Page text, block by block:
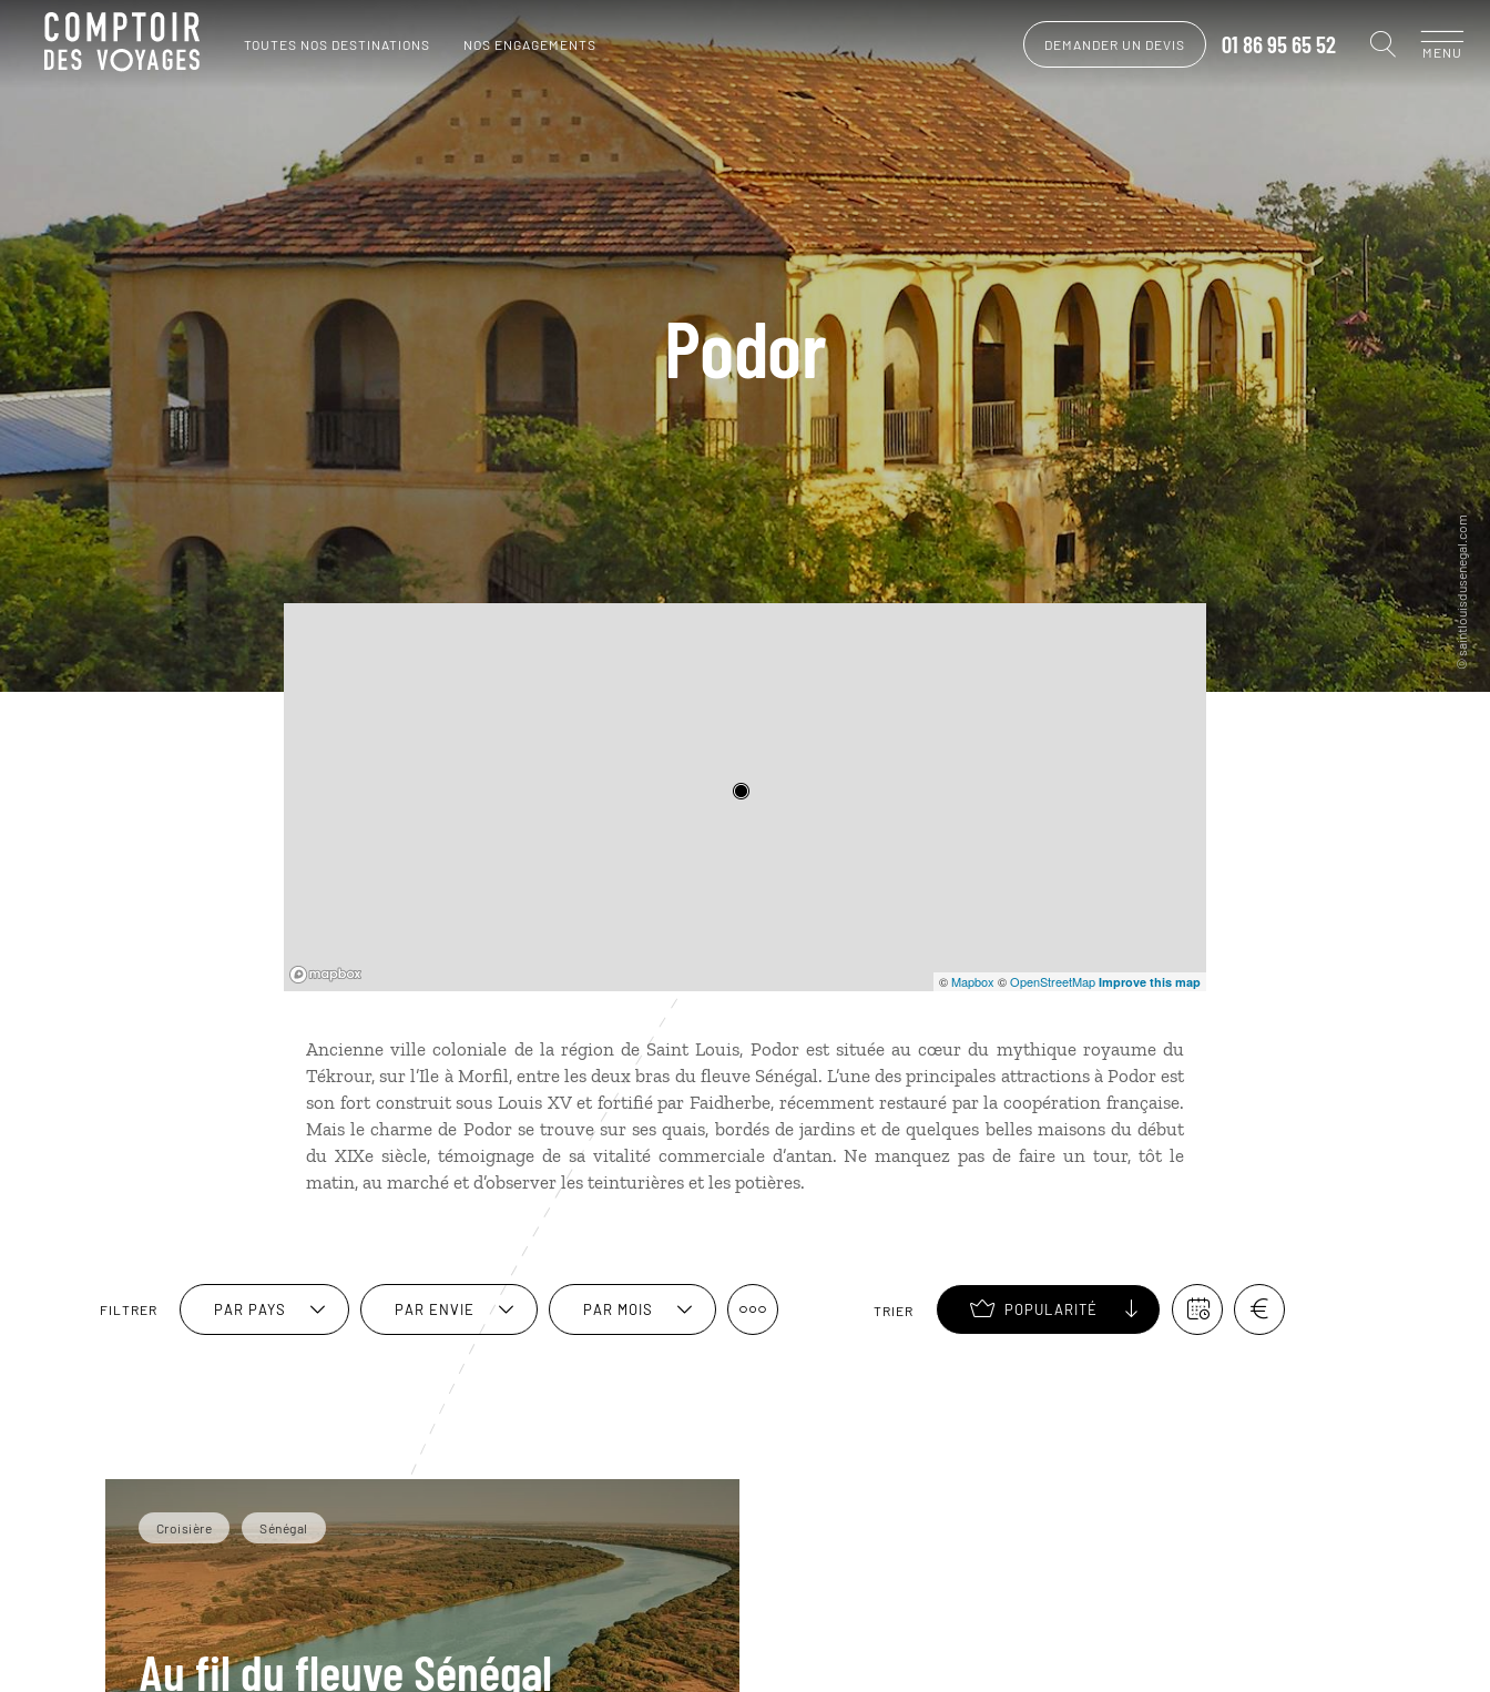
TOUTES NOS DESTINATIONS NOS ENGAGEMENTS DEMANDER UN DEVIS 01 86 95 65 52 MENU
Podor
©Mapbox ©OpenStreetMap Improve this map
Ancienne ville coloniale de la région de Saint Louis, Podor est située au cœur du mythique royaume du
Tékrour, sur l’Ile à Morfil, entre les deux bras du fleuve Sénégal. L’une des principales attractions à Podor est
son fort construit sous Louis XV et fortifié par Faidherbe, récemment restauré par la coopération française.
Mais le charme de Podor se trouve sur ses quais, bordés de jardins et de quelques belles maisons du début
du XIXe siècle, témoignage de sa vitalité commerciale d’antan. Ne manquez pas de faire un tour, tôt le
matin, au marché et d’observer les teinturières et les potières.
FILTRER PAR PAYS PAR ENVIE PAR MOIS TRIER POPULARITÉ
Croisière Sénégal
Au fil du fleuve Sénégal